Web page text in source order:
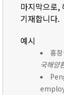
마지막으로,
기재합니다.
예시
홍
국해양